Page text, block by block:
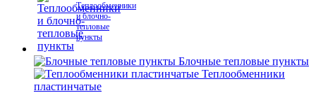
Теплообменники
и блочно-
тепловые
пункты
Блочные тепловые пункты
Теплообменники
пластинчатые